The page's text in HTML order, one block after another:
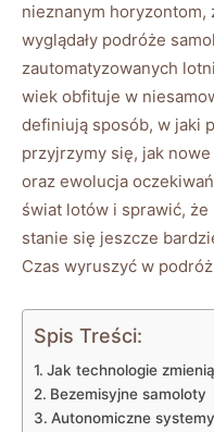
nieznanym horyzontom,
wyglądały podróże
zautomatyzowanych
wiek obfituje w
definiują sposób, w jaki
przyjrzymy się, jak
oraz ewolucja
świat lotów i sprawić,
stanie się jeszcze
Czas wyruszyć w
Spis Treści:
Jak technologie
Bezemisyjne samoloty
Autonomiczne systemy